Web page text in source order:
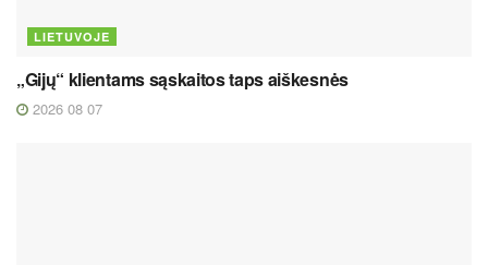
LIETUVOJE
„Gijų“ klientams sąskaitos taps aiškesnės
2026 08 07